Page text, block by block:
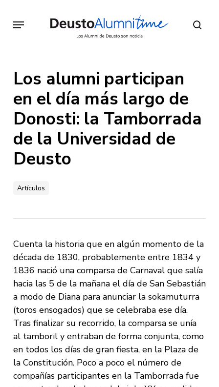
main
Menu
Los alumni participan
en el día más largo de
Donosti: la Tamborrada
de la Universidad de
Deusto
Artículos
Cuenta la historia que en algún momento de la
década de 1830, probablemente entre 1834 y
1836 nació una comparsa de Carnaval que salía
hacia las 5 de la mañana el día de San Sebastián
a modo de Diana para anunciar la sokamuturra
(toros ensogados) que se celebraba ese día.
Tras finalizar su recorrido, la comparsa se unía
al tamboril y entraban de forma conjunta, como
en todos los días de gran fiesta, en la Plaza de
la Constitución. Poco a poco el número de
compañías participantes en la Tamborrada fue